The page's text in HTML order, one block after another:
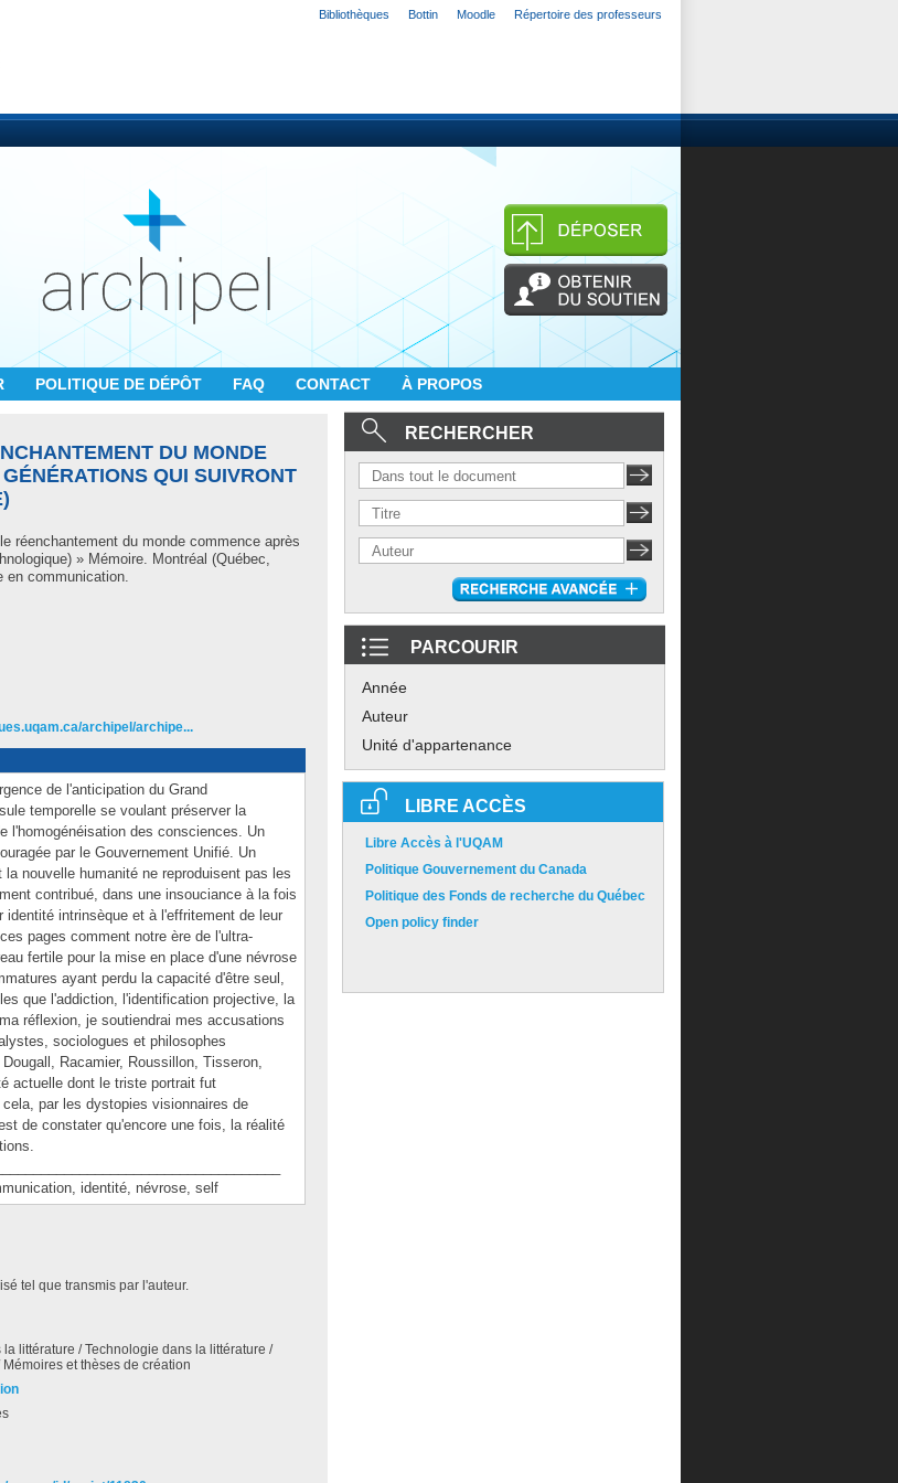
Bibliothèques Bottin Moodle Répertoire des professeurs
POLITIQUE DE DÉPÔT FAQ CONTACT À PROPOS
DU MONDE
QUI SUIVRONT
réenchantement du monde commence après
» Mémoire. Montréal (Québec,
en communication.
archipel/archipe...
de l'anticipation du Grand
temporelle se voulant préserver la
l'homogénéisation des consciences. Un
par le Gouvernement Unifié. Un
nouvelle humanité ne reproduisent pas les
contribué, dans une insouciance à la fois
intrinsèque et à l'effritement de leur
pages comment notre ère de l'ultra-
fertile pour la mise en place d'une névrose
ayant perdu la capacité d'être seul,
que l'addiction, l'identification projective, la
réflexion, je soutiendrai mes accusations
sociologues et philosophes
Racamier, Roussillon, Tisseron,
actuelle dont le triste portrait fut
par les dystopies visionnaires de
de constater qu'encore une fois, la réalité
identité, névrose, self
tel que transmis par l'auteur.
la littérature / Technologie dans la littérature /
et thèses de création
RECHERCHER
PARCOURIR
Année
Auteur
Unité d'appartenance
LIBRE ACCÈS
Libre Accès à l'UQAM
Politique Gouvernement du Canada
Politique des Fonds de recherche du Québec
Open policy finder